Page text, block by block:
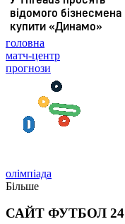
головна
матч-центр
прогнози
олімпіада
Більше
САЙТ ФУТБОЛ 24